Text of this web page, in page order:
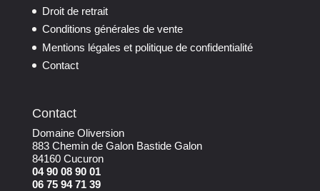
Droit de retrait
Conditions générales de vente
Mentions légales et politique de confidentialité
Contact
Contact
Domaine Oliversion
883 Chemin de Galon Bastide Galon
84160 Cucuron
04 90 08 90 01
06 75 94 71 39